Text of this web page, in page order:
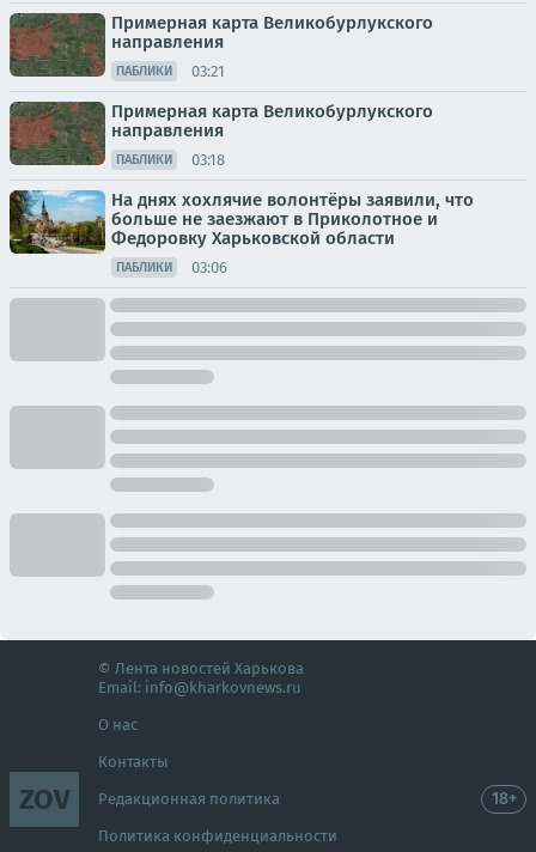
Примерная карта Великобурлукского
направления
ПАБЛИКИ 03:21
Примерная карта Великобурлукского
направления
ПАБЛИКИ 03:18
На днях хохлячие волонтёры заявили, что
больше не заезжают в Приколотное и
Федоровку Харьковской области
ПАБЛИКИ 03:06
ZOV
© Лента новостей Харькова
Email: info@kharkovnews.ru
О нас
Контакты
Редакционная политика
Политика конфиденциальности
18+